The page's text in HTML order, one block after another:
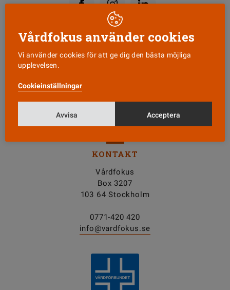
KONTAKT
Vårdfokus
Box 3207
103 64 Stockholm
0771-420 420
info@vardfokus.se
Vårdfokus använder cookies
Vi använder cookies för att ge dig den bästa möjliga
upplevelsen.
Cookieinställningar
Avvisa Acceptera